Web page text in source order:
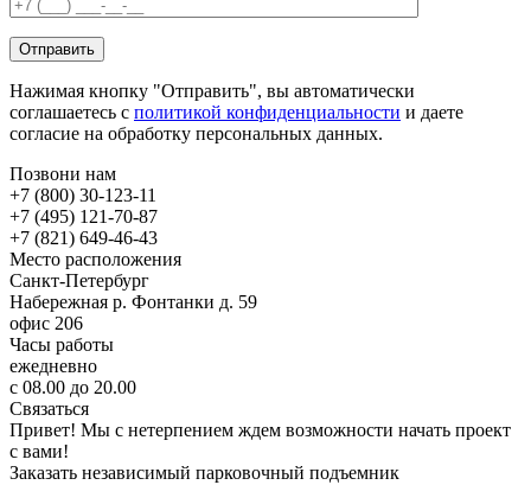
Нажимая кнопку "Отправить", вы автоматически
соглашаетесь с политикой конфиденциальности и даете
согласие на обработку персональных данных.
Позвони нам
+7 (800) 30-123-11
+7 (495) 121-70-87
+7 (821) 649-46-43
Место расположения
Санкт-Петербург
Набережная р. Фонтанки д. 59
офис 206
Часы работы
ежедневно
с 08.00 до 20.00
Связаться
Привет! Мы с нетерпением ждем возможности начать проект
с вами!
Заказать независимый парковочный подъемник